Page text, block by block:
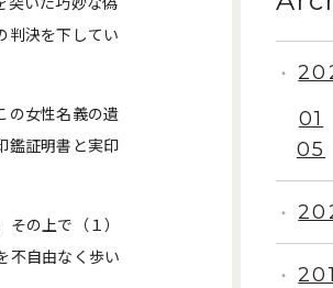
判決を下してい
の女性名義の遺
鑑証明書と実印
の上で（１）
不自由なく歩い
・
・
・
01
05